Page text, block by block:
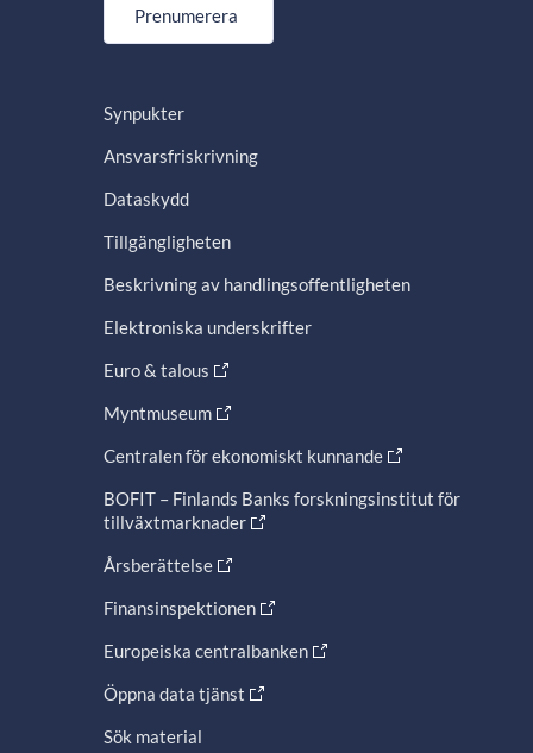
Prenumerera
Synpukter
Ansvarsfriskrivning
Dataskydd
Tillgängligheten
Beskrivning av handlingsoffentligheten
Elektroniska underskrifter
Euro & talous
Myntmuseum
Centralen för ekonomiskt kunnande
BOFIT – Finlands Banks forskningsinstitut för
tillväxtmarknader
Årsberättelse
Finansinspektionen
Europeiska centralbanken
Öppna data tjänst
Sök material